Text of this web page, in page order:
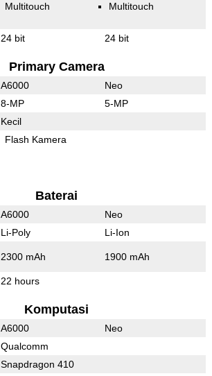
Multitouch Multitouch
24 bit 24 bit
Primary Camera
A6000 Neo
8-MP 5-MP
Kecil
Flash Kamera
Baterai
A6000 Neo
Li-Poly Li-Ion
2300 mAh 1900 mAh
22 hours
Komputasi
A6000 Neo
Qualcomm
Snapdragon 410